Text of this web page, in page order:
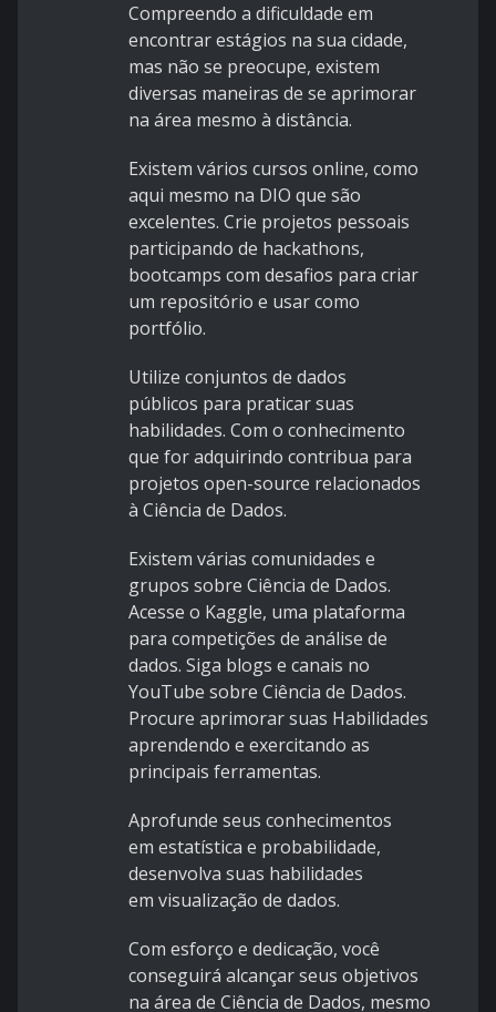
Compreendo a dificuldade em
encontrar estágios na sua cidade,
mas não se preocupe, existem
diversas maneiras de se aprimorar
na área mesmo à distância.
Existem vários cursos online, como
aqui mesmo na DIO que são
excelentes. Crie projetos pessoais
participando de hackathons,
bootcamps com desafios para criar
um repositório e usar como
portfólio.
Utilize conjuntos de dados
públicos para praticar suas
habilidades. Com o conhecimento
que for adquirindo contribua para
projetos open-source relacionados
à Ciência de Dados.
Existem várias comunidades e
grupos sobre Ciência de Dados.
Acesse o Kaggle, uma plataforma
para competições de análise de
dados. Siga blogs e canais no
YouTube sobre Ciência de Dados.
Procure aprimorar suas Habilidades
aprendendo e exercitando as
principais ferramentas.
Aprofunde seus conhecimentos
em estatística e probabilidade,
desenvolva suas habilidades
em visualização de dados.
Com esforço e dedicação, você
conseguirá alcançar seus objetivos
na área de Ciência de Dados, mesmo